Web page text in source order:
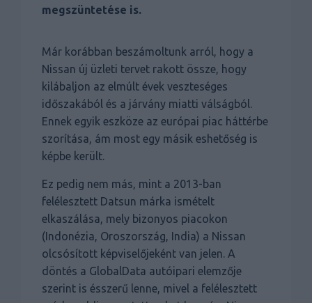
megszüntetése is.
Már korábban beszámoltunk arról, hogy a
Nissan új üzleti tervet rakott össze, hogy
kilábaljon az elmúlt évek veszteséges
időszakából és a járvány miatti válságból.
Ennek egyik eszköze az európai piac háttérbe
szorítása, ám most egy másik eshetőség is
képbe került.
Ez pedig nem más, mint a 2013-ban
felélesztett Datsun márka ismételt
elkaszálása, mely bizonyos piacokon
(Indonézia, Oroszország, India) a Nissan
olcsósított képviselőjeként van jelen. A
döntés a GlobalData autóipari elemzője
szerint is ésszerű lenne, mivel a felélesztett